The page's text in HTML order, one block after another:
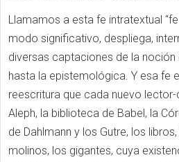
Llamamos a esta fe intratextual
modo significativo, despliega,
diversas captaciones de la
hasta la epistemológica. Y esa fe
reescritura que cada nuevo lector-
Aleph, la biblioteca de Babel, la
de Dahlmann y los Gutre, los
molinos, los gigantes, cuya